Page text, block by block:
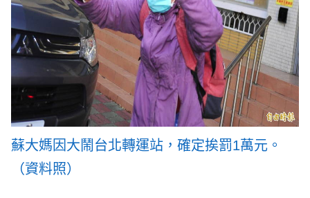
蘇大媽因大鬧台北轉運站，確定挨罰1萬元。
（資料照）